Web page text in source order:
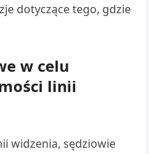
dotyczące tego, gdzie
w celu
linii
widzenia, sędziowie